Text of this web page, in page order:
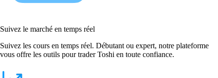
Suivez le marché en temps réel
Suivez les cours en temps réel. Débutant ou expert, notre plateforme
vous offre les outils pour trader Toshi en toute confiance.